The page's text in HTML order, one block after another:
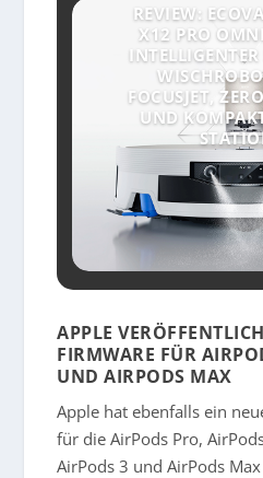
REVIEW:
X12 PRO
FOCUSJET,
UND
APPLE
FIRMWARE FÜR
UND AIRPODS MAX
Apple hat ebenfalls ein
für die AirPods Pro,
AirPods 3 und AirPods